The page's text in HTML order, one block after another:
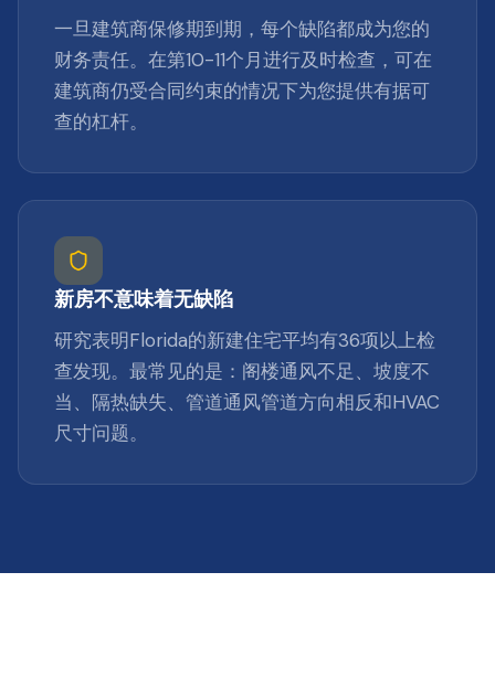
一旦建筑商保修期到期，每个缺陷都成为您的
财务责任。在第10-11个月进行及时检查，可在
建筑商仍受合同约束的情况下为您提供有据可
查的杠杆。
新房不意味着无缺陷
研究表明Florida的新建住宅平均有36项以上检
查发现。最常见的是：阁楼通风不足、坡度不
当、隔热缺失、管道通风管道方向相反和HVAC
尺寸问题。